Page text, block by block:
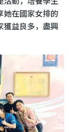
她在國家女排的
獲益良多，盡興